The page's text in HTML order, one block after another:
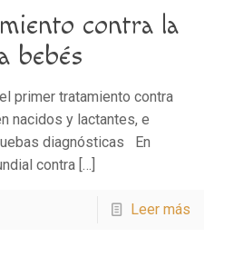
contra la
bebés
primer tratamiento contra
nacidos y lactantes, e
diagnósticas En
contra […]
Leer más